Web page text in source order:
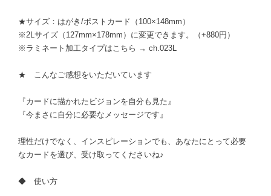
★サイズ：はがき/ポストカード（100×148mm）
※2Lサイズ（127mm×178mm）に変更できます。（+880円）
※ラミネート加工タイプはこちら → ch.023L
★ こんなご感想をいただいています
『カードに描かれたビジョンを自分も見た』
『今まさに自分に必要なメッセージです』
理性だけでなく、インスピレーションでも、あなたにとって必要
なカードを選び、受け取ってくださいね♪
◆ 使い方